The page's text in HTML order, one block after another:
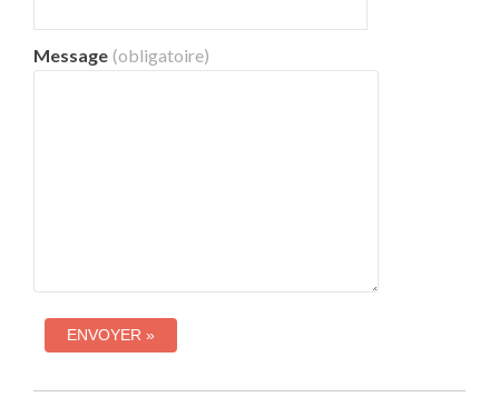
Message (obligatoire)